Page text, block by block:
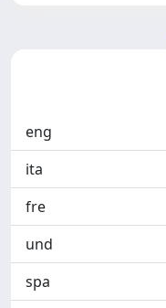
eng
ita
fre
und
spa